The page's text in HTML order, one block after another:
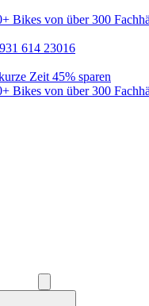
Bikes von über 300
614 23016
Zeit 45% sparen
Bikes von über 300